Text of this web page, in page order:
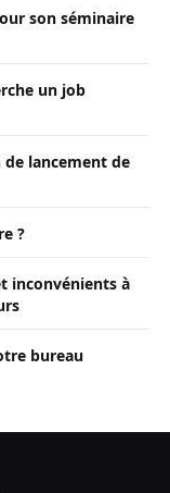
son séminaire
un job
lancement de
?
inconvénients à
bureau